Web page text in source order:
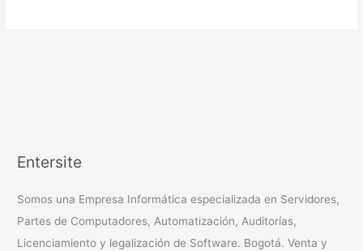
Entersite
Somos una Empresa Informática especializada en Servidores,
Partes de Computadores, Automatización, Auditorías,
Licenciamiento y legalización de Software. Bogotá. Venta y